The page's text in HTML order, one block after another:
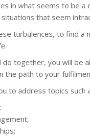
in what seems to be a
that seem
turbulences, to find
do together, you will be
the path to your
to address topics such